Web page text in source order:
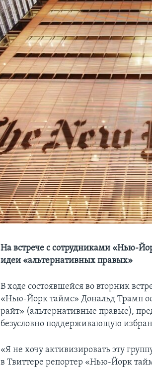
На встрече с сотрудниками «Нью-
идеи «альтернативных правых»
В ходе состоявшейся во вторник
«Нью-Йорк таймс» Дональд Трамп
райт» (альтернативные правые),
безусловно поддерживающую
«Я не хочу активизировать эту
в Твиттере репортер «Нью-Йорк